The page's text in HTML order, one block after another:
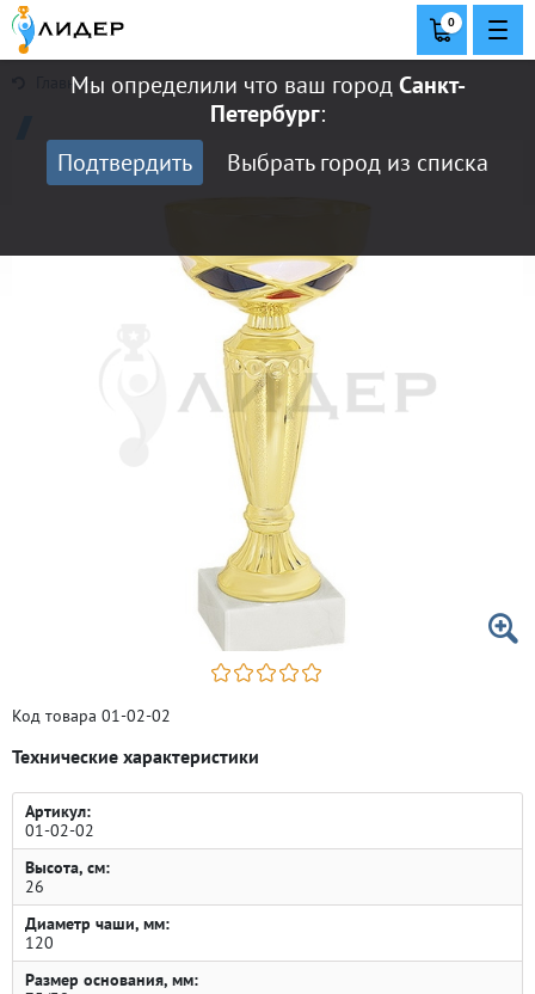
Мы определили что ваш городСанкт-
Петербург:
Подтвердить
Выбрать город из списка
0
Главная
Код товара 01-02-02
Технические характеристики
Артикул:
01-02-02
Высота, см:
26
Диаметр чаши, мм:
120
Размер основания, мм: